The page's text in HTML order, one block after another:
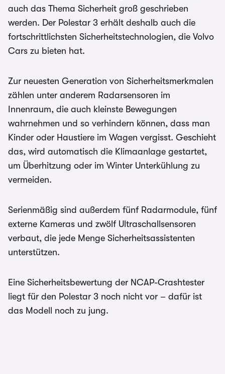
auch das Thema Sicherheit groß geschrieben
werden. Der Polestar 3 erhält deshalb auch die
fortschrittlichsten Sicherheitstechnologien, die Volvo
Cars zu bieten hat.
Zur neuesten Generation von Sicherheitsmerkmalen
zählen unter anderem Radarsensoren im
Innenraum, die auch kleinste Bewegungen
wahrnehmen und so verhindern können, dass man
Kinder oder Haustiere im Wagen vergisst. Geschieht
das, wird automatisch die Klimaanlage gestartet,
um Überhitzung oder im Winter Unterkühlung zu
vermeiden.
Serienmäßig sind außerdem fünf Radarmodule, fünf
externe Kameras und zwölf Ultraschallsensoren
verbaut, die jede Menge Sicherheitsassistenten
unterstützen.
Eine Sicherheitsbewertung der NCAP-Crashtester
liegt für den Polestar 3 noch nicht vor – dafür ist
das Modell noch zu jung.